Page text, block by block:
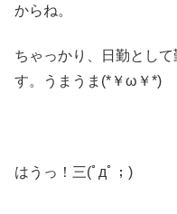
からね。
ちゃっかり、日勤とし
す。うまうま(*￥ω￥*)
はうっ！三(ﾟдﾟ；)